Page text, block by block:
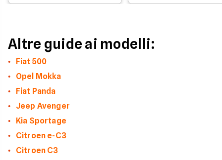
Altre guide ai modelli:
Fiat 500
Opel Mokka
Fiat Panda
Jeep Avenger
Kia Sportage
Citroen e-C3
Citroen C3